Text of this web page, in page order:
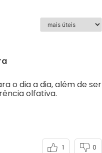
o dia a dia, além de ser
olfativa.
1 0